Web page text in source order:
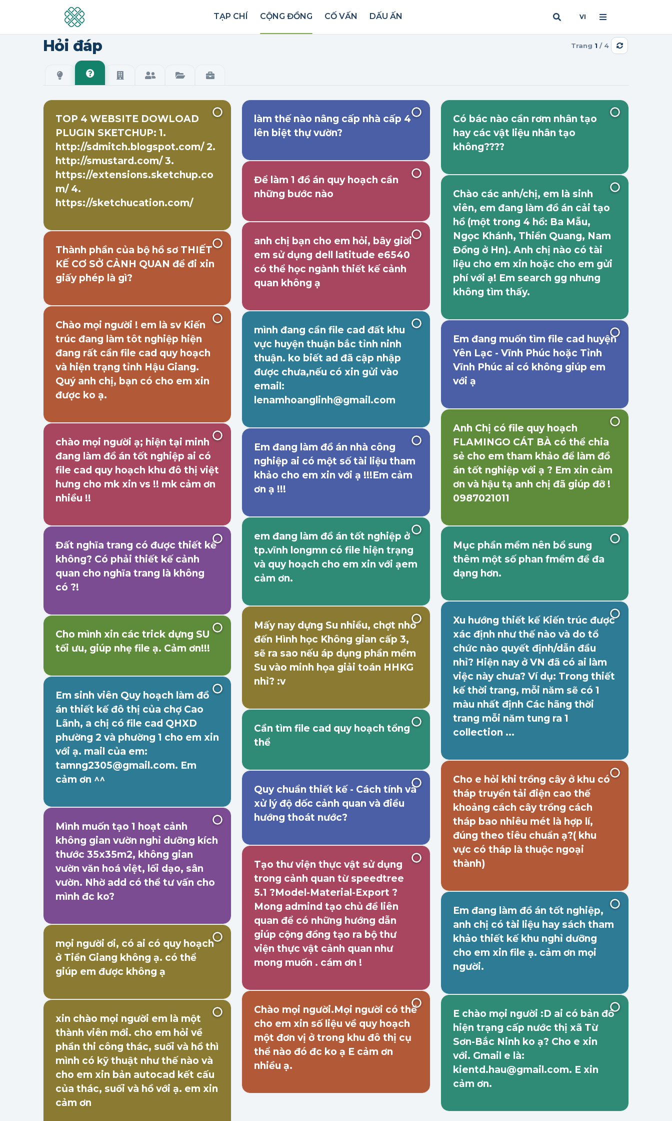
VI
TẠP CHÍ CỘNG ĐỒNG CỐ VẤN DẤU ẤN
Hỏi đáp Trang 1 / 4
Ý tưởng Hỏi đáp Tổ chức Cá nhân Năng lựcTuyển dụng
TOP 4 WEBSITE DOWLOAD
PLUGIN SKETCHUP: 1.
http://sdmitch.blogspot.com/ 2.
http://smustard.com/ 3.
https://extensions.sketchup.co
m/ 4.
https://sketchucation.com/
Thành phần của bộ hồ sơ THIẾT
KẾ CƠ SỞ CẢNH QUAN để đi xin
giấy phép là gì?
Chào mọi người ! em là sv Kiến
trúc đang làm tôt nghiệp hiện
đang rất cần file cad quy hoạch
và hiện trạng tỉnh Hậu Giang.
Quý anh chị, bạn có cho em xin
được ko ạ.
chào mọi người ạ; hiện tại minh
đang làm đồ án tốt nghiệp ai có
file cad quy hoạch khu đô thị việt
hưng cho mk xin vs !! mk cảm ơn
nhiều !!
Đất nghĩa trang có được thiết kế
không? Có phải thiết kế cảnh
quan cho nghĩa trang là không
có ?!
Cho mình xin các trick dựng SU
tối ưu, giúp nhẹ file ạ. Cảm ơn!!!
Em sinh viên Quy hoạch làm đồ
án thiết kế đô thị của chợ Cao
Lãnh, a chị có file cad QHXD
phường 2 và phường 1 cho em xin
với ạ. mail của em:
tamng2305@gmail.com. Em
cảm ơn ^^
Mình muốn tạo 1 hoạt cảnh
không gian vườn nghỉ dưỡng kích
thước 35x35m2, không gian
vườn văn hoá việt, lối dạo, sân
vườn. Nhờ add có thể tư vấn cho
mình đc ko?
mọi người ơi, có ai có quy hoạch
ở Tiền Giang không ạ. có thể
giúp em được không ạ
xin chào mọi người em là một
thành viên mới. cho em hỏi về
phần thi công thác, suối và hồ thì
mình có kỹ thuật như thế nào và
cho em xin bản autocad kết cấu
của thác, suối và hồ với ạ. em xin
cảm ơn
làm thế nào nâng cấp nhà cấp 4
lên biệt thự vườn?
Để làm 1 đồ án quy hoạch cần
những bước nào
anh chị bạn cho em hỏi, bây giời
em sử dụng dell latitude e6540
có thể học ngành thiết kế cảnh
quan không ạ
mình đang cần file cad đất khu
vực huyện thuận bắc tỉnh ninh
thuận. ko biết ad đã cập nhập
được chưa,nếu có xin gửi vào
email:
lenamhoanglinh@gmail.com
Em đang làm đồ án nhà công
nghiệp ai có một số tài liệu tham
khảo cho em xin với ạ !!!Em cảm
ơn ạ !!!
em đang làm đồ án tốt nghiệp ở
tp.vĩnh longmn có file hiện trạng
và quy hoạch cho em xin với ạem
cảm ơn.
Mấy nay dựng Su nhiều, chợt nhớ
đến Hình học Không gian cấp 3,
sẽ ra sao nếu áp dụng phần mềm
Su vào minh họa giải toán HHKG
nhỉ? :v
Cần tìm file cad quy hoạch tổng
thể
Quy chuẩn thiết kế - Cách tính và
xử lý độ dốc cảnh quan và điều
hướng thoát nước?
Tạo thư viện thực vật sử dụng
trong cảnh quan từ speedtree
5.1 ?Model-Material-Export ?
Mong admind tạo chủ đề liên
quan để có những hướng dẫn
giúp cộng đồng tạo ra bộ thư
viện thực vật cảnh quan như
mong muốn . cám ơn !
Chào mọi người.Mọi người có thể
cho em xin số liệu về quy hoạch
một đơn vị ở trong khu đô thị cụ
thể nào đó đc ko ạ E cảm ơn
nhiều ạ.
Có bác nào cần rơm nhân tạo
hay các vật liệu nhân tạo
không????
Chào các anh/chị, em là sinh
viên, em đang làm đồ án cải tạo
hồ (một trong 4 hồ: Ba Mẫu,
Ngọc Khánh, Thiền Quang, Nam
Đồng ở Hn). Anh chị nào có tài
liệu cho em xin hoặc cho em gửi
phí với ạ! Em search gg nhưng
không tìm thấy.
Em đang muốn tìm file cad huyện
Yên Lạc - Vĩnh Phúc hoặc Tỉnh
Vĩnh Phúc ai có không giúp em
với ạ
Anh Chị có file quy hoạch
FLAMINGO CÁT BÀ có thể chia
sẻ cho em tham khảo để làm đồ
án tốt nghiệp với ạ ? Em xin cảm
ơn và hậu tạ anh chị đã giúp đỡ !
0987021011
Mục phần mềm nên bổ sung
thêm một số phan fmềm để đa
dạng hơn.
Xu hướng thiết kế Kiến trúc được
xác định như thế nào và do tổ
chức nào quyết định/dẫn đầu
nhỉ? Hiện nay ở VN đã có ai làm
việc này chưa? Ví dụ: Trong thiết
kế thời trang, mỗi năm sẽ có 1
màu nhất định Các hãng thời
trang mỗi năm tung ra 1
collection ...
Cho e hỏi khi trồng cây ở khu có
tháp truyển tải điện cao thế
khoảng cách cây trồng cách
tháp bao nhiêu mét là hợp lí,
đúng theo tiêu chuẩn ạ?( khu
vực có tháp là thuộc ngoại
thành)
Em đang làm đồ án tốt nghiệp,
anh chị có tài liệu hay sách tham
khảo thiết kế khu nghỉ dưỡng
cho em xin file ạ. cảm ơn mọi
người.
E chào mọi người :D ai có bản đồ
hiện trạng cấp nước thị xã Từ
Sơn-Bắc Ninh ko ạ? Cho e xin
với. Gmail e là:
kientd.hau@gmail.com. E xin
cảm ơn.